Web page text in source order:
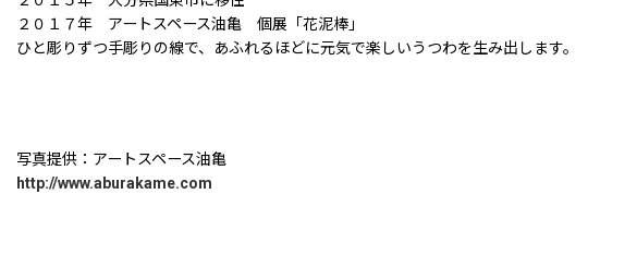
２０１７年 アートスペース油亀 個展「花泥棒」
ひと彫りずつ手彫りの線で、あふれるほどに元気で楽しいうつわを生み出します。
写真提供：アートスペース油亀
http://www.aburakame.com